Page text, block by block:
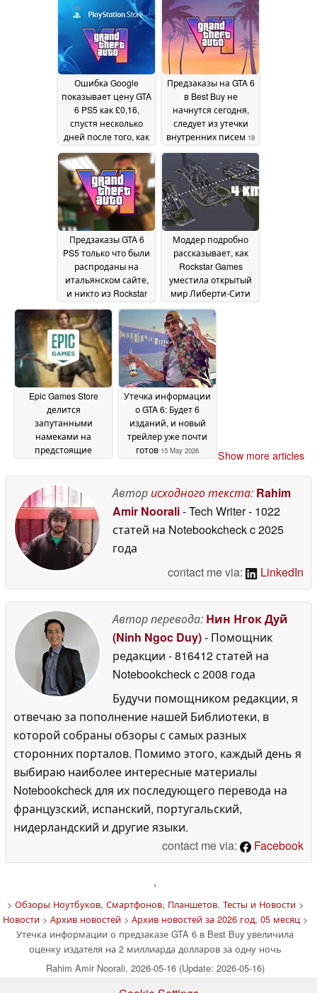
возрастает перед
датой релиза27 May
2026
издание, по слухам
23 May 2026
Ошибка Google
показывает цену GTA
6 PS5 как £0,16,
спустя несколько
дней после того, как
о предварительном
заказе закончилась
21 May 2026
Предзаказы на GTA 6
в Best Buy не
начнутся сегодня,
следует из утечки
внутренних писем 18
May 2026
Предзаказы GTA 6
PS5 только что были
распроданы на
итальянском сайте,
и никто из Rockstar
18
May 2026
Моддер подробно
рассказывает, как
Rockstar Games
уместила открытый
мир Либерти-Сити
Мб памяти PS2
2026
Epic Games Store
делится
запутанными
намеками на
предстоящие
May 2026
Утечка информации
о GTA 6: Будет 6
изданий, и новый
трейлер уже почти
готов 15 May 2026 Show more articles
Авторисходного текста: Rahim
Amir Noorali- Tech Writer- 1022
статей на Notebookcheckc 2025
года
contact me via:
LinkedIn
Автор перевода: Нин Нгок Дуй
(Ninh Ngoc Duy)- Помощник
редакции - 816412 статей на
Notebookcheckc 2008 года
Будучи помощником редакции, я
отвечаю за пополнение нашей Библиотеки, в
которой собраны обзоры с самых разных
сторонних порталов. Помимо этого, каждый день я
выбираю наиболее интересные материалы
Notebookcheck для их последующего перевода на
французский, испанский, португальский,
нидерландский и другие языки.
contact me via:
Facebook
'
> Обзоры Ноутбуков, Смартфонов, Планшетов. Тесты и Новости>
Новости> Архив новостей> Архив новостей за 2026 год, 05 месяц>
Утечка информации о предзаказе GTA 6 в Best Buy увеличила
оценку издателя на 2 миллиарда долларов за одну ночь
Rahim Amir Noorali, 2026-05-16 (Update: 2026-05-16)